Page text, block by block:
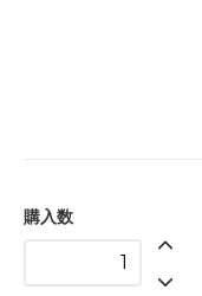
購入数